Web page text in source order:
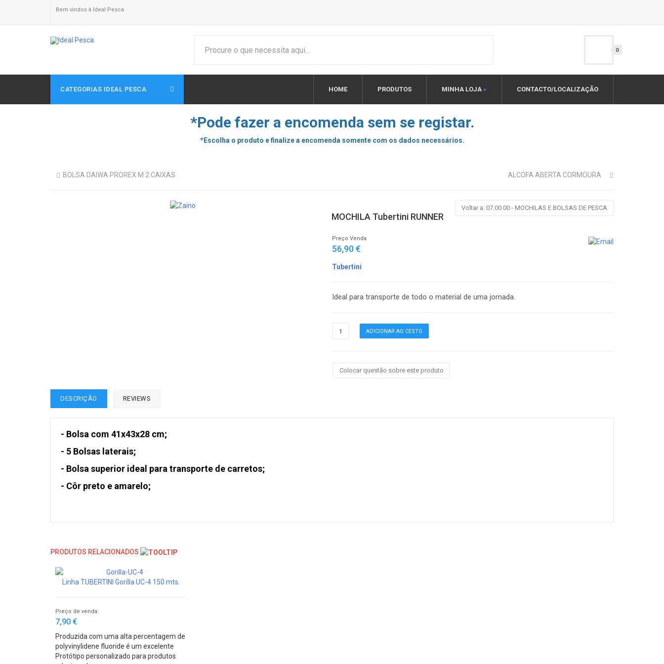
Bem vindos à Ideal Pesca
0
CATEGORIAS IDEAL PESCA HOME PRODUTOS MINHA LOJA CONTACTO/LOCALIZAÇÃO
*Pode fazer a encomenda sem se registar.
*Escolha o produto e finalize a encomenda somente com os dados necessários.
BOLSA DAIWA PROREX M 2 CAIXAS ALCOFA ABERTA CORMOURA
Voltar a: 07.00.00 - MOCHILAS E BOLSAS DE PESCA
MOCHILA Tubertini RUNNER
Preço Venda
56,90 €
Tubertini
Ideal para transporte de todo o material de uma jornada.
Colocar questão sobre este produto
DESCRIÇÃO REVIEWS
- Bolsa com 41x43x28 cm;
- 5 Bolsas laterais;
- Bolsa superior ideal para transporte de carretos;
- Côr preto e amarelo;
PRODUTOS RELACIONADOS
Linha TUBERTINI Gorilla UC-4 150 mts.
Preço de venda:
7,90 €
Produzida com uma alta percentagem de
polyvinylidene fluoride é um excelente
monofilamento para pesca embarcada
Protótipo personalizado para produtos